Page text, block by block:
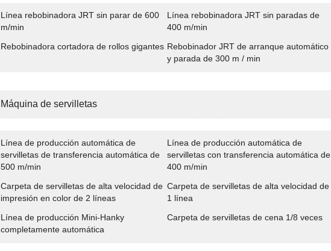
Línea rebobinadora JRT sin parar de 600
m/min
Línea rebobinadora JRT sin paradas de
400 m/min
Rebobinadora cortadora de rollos gigantes Rebobinador JRT de arranque automático
y parada de 300 m / min
Máquina de servilletas
Línea de producción automática de
servilletas de transferencia automática de
500 m/min
Línea de producción automática de
servilletas con transferencia automática de
400 m/min
Carpeta de servilletas de alta velocidad de
impresión en color de 2 líneas
Carpeta de servilletas de alta velocidad de
1 línea
Línea de producción Mini-Hanky ​​
completamente automática
Carpeta de servilletas de cena 1/8 veces